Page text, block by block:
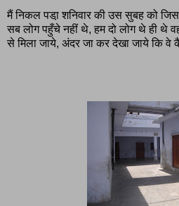
मैं निकल पडा़ शनिवार की उस सुबह को
सब लोग पहुँचे नहीं थे, हम दो लोग थे ही थे
से मिला जाये, अंदर जा कर देखा जाये कि वे